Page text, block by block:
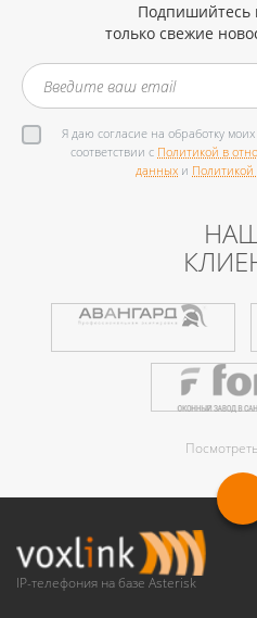
Подпишийтесь
только свежие
Я даю согласие на обработку
соответствии с Политикой в
данных и
IP-телефония на базе Asterisk